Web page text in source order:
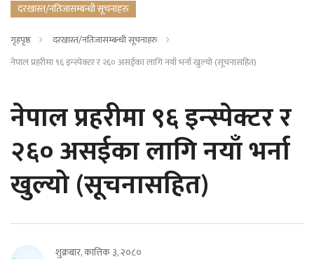
दरखास्त/नतिजासम्बन्धी सूचनाहरु
गृहपृष्ठ
दरखास्त/नतिजासम्बन्धी सूचनाहरु
नेपाल प्रहरीमा ९६ इन्स्पेक्टर र २६० असईका लागि नयाँ भर्ना खुल्यो (सूचनासहित)
नेपाल प्रहरीमा ९६ इन्स्पेक्टर र
२६० असईका लागि नयाँ भर्ना
खुल्यो (सूचनासहित)
शुक्रबार, कात्तिक ३, २०८०